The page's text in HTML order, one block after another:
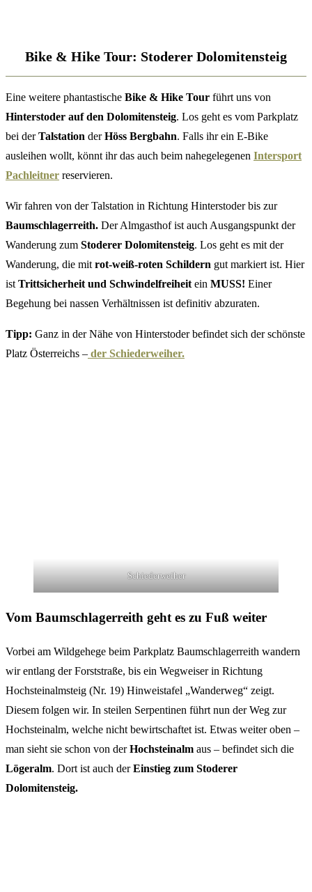
Bike & Hike Tour: Stoderer Dolomitensteig
Eine weitere phantastische Bike & Hike Tour führt uns von
Hinterstoder auf den Dolomitensteig. Los geht es vom Parkplatz
bei derTalstation derHöss Bergbahn. Falls ihr ein E-Bike
ausleihen wollt, könnt ihr das auch beim nahegelegenen Intersport
Pachleitner reservieren.
Wir fahren von der Talstation in Richtung Hinterstoder bis zur
Baumschlagerreith. Der Almgasthof ist auch Ausgangspunkt der
Wanderung zum Stoderer Dolomitensteig. Los geht es mit der
Wanderung, die mitrot-weiß-roten Schildern gut markiert ist. Hier
istTrittsicherheit und Schwindelfreiheitein MUSS! Einer
Begehung bei nassen Verhältnissen ist definitiv abzuraten.
Tipp: Ganz in der Nähe von Hinterstoder befindet sich der schönste
Platz Österreichs – der Schiederweiher.
Schiederweiher
Vom Baumschlagerreith geht es zu Fuß weiter
Vorbei am Wildgehege beim Parkplatz Baumschlagerreith wandern
wir entlang der Forststraße, bis ein Wegweiser in Richtung
Hochsteinalmsteig (Nr. 19) Hinweistafel „Wanderweg“ zeigt.
Diesem folgen wir. In steilen Serpentinen führt nun der Weg zur
Hochsteinalm, welche nicht bewirtschaftet ist. Etwas weiter oben –
man sieht sie schon von derHochsteinalm aus – befindet sich die
Lögeralm. Dort ist auch derEinstieg zum Stoderer
Dolomitensteig.